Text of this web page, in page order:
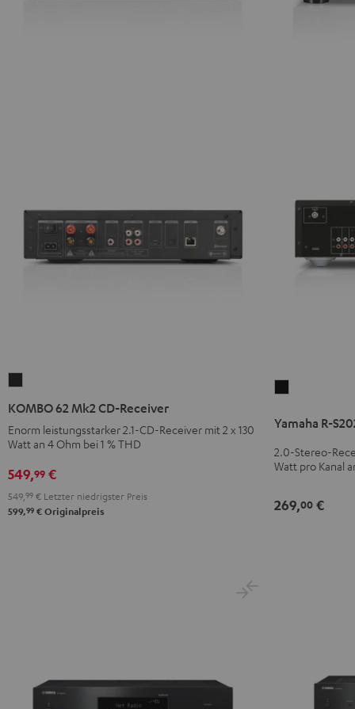
CD-
Night
Black
KOMBO 62 Mk2 CD-Receiver
Enorm leistungsstarker 2.1-CD-Receiver mit 2 x 130
Watt an 4 Ohm bei 1 % THD
549,99 €
549, 99 € Letzter niedrigster Preis
599,99 € Originalpreis
S202D
Schwarz
Yamaha R-
2.0-Stereo-
Watt pro Kanal
269,00 €